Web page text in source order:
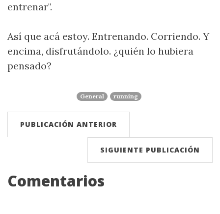
entrenar".
Así que acá estoy. Entrenando. Corriendo. Y
encima, disfrutándolo. ¿quién lo hubiera
pensado?
General running
PUBLICACIÓN ANTERIOR
SIGUIENTE PUBLICACIÓN
Comentarios